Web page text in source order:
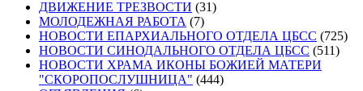
ДВИЖЕНИЕ ТРЕЗВОСТИ (31)
МОЛОДЕЖНАЯ РАБОТА (7)
НОВОСТИ ЕПАРХИАЛЬНОГО ОТДЕЛА ЦБСС (725)
НОВОСТИ СИНОДАЛЬНОГО ОТДЕЛА ЦБСС (511)
НОВОСТИ ХРАМА ИКОНЫ БОЖИЕЙ МАТЕРИ
"СКОРОПОСЛУШНИЦА" (444)